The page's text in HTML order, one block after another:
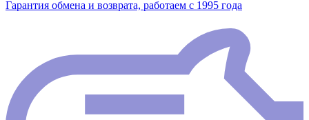
Гарантия обмена и возврата, работаем с 1995 года